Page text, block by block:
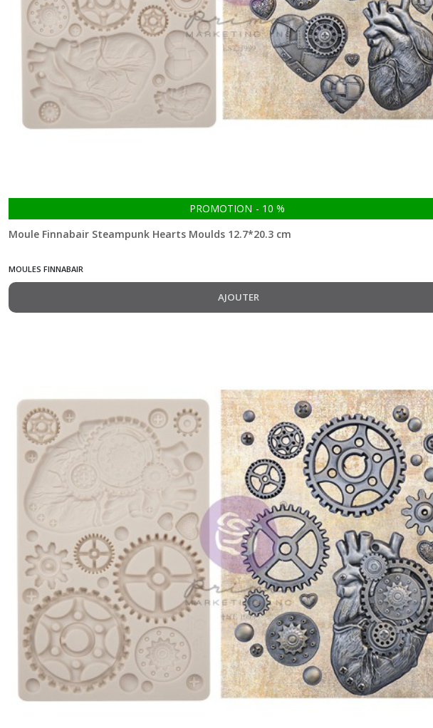
PROMOTION - 10 %
Moule Finnabair Steampunk Hearts Moulds 12.7*20.3 cm
MOULES FINNABAIR
AJOUTER